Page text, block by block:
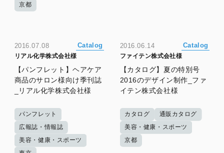
京都
2016.07.08 Catalog
リアル化学株式会社様
【パンフレット】ヘアケア
商品のサロン様向け季刊誌
_リアル化学株式会社様
パンフレット
広報誌・情報誌
美容・健康・スポーツ
2016.06.14 Catalog
ファイテン株式会社様
【カタログ】夏の特別号
2016のデザイン制作_ファ
イテン株式会社様
カタログ
通販カタログ
美容・健康・スポーツ
京都